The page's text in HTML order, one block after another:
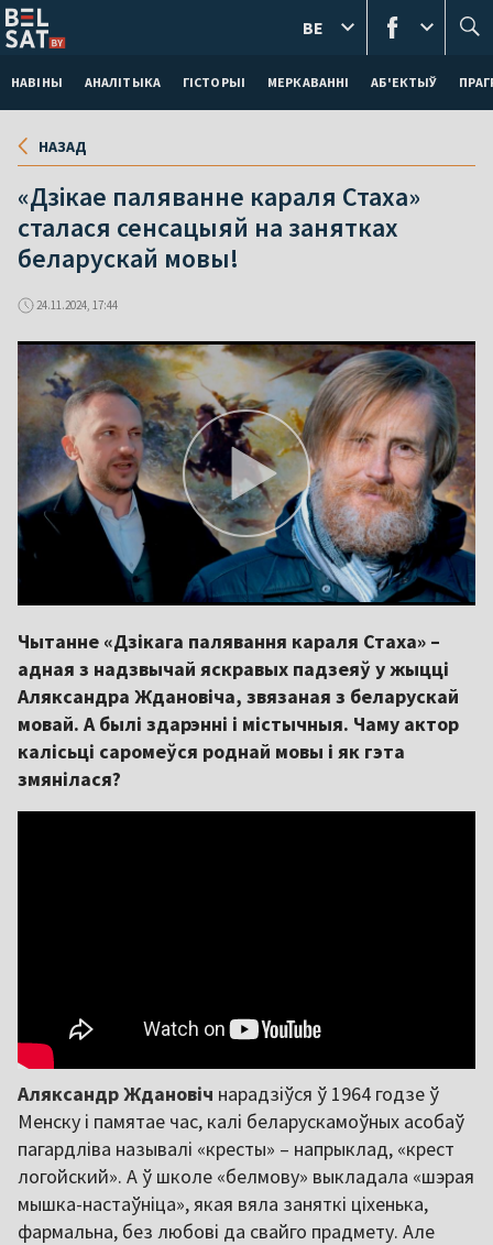
НАВІНЫ АНАЛІТЫКА ГІСТОРЫІ МЕРКАВАННI АБ'ЕКТЫЎ
BE
НАЗАД
«Дзікае паляванне караля Стаха»
сталася сенсацыяй на занятках
беларускай мовы!
24.11.2024, 17:44
Чытанне «Дзікага палявання караля Стаха» –
адная з надзвычай яскравых падзеяў у жыцці
Аляксандра Ждановіча, звязаная з беларускай
мовай. А былі здарэнні і містычныя. Чаму актор
калісьці саромеўся роднай мовы і як гэта
змянілася?
Аляксандр Ждановіч нарадзіўся ў 1964 годзе ў
Менску і памятае час, калі беларускамоўных асобаў
пагардліва называлі «кресты» – напрыклад, «крест
логойский». А ў школе «белмову» выкладала «шэрая
мышка-настаўніца», якая вяла заняткі ціхенька,
фармальна, без любові да свайго прадмету. Але